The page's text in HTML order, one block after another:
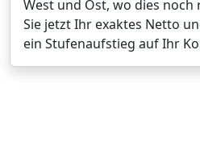
West und Ost, wo dies
Sie jetzt Ihr exaktes Netto
ein Stufenaufstieg auf Ihr